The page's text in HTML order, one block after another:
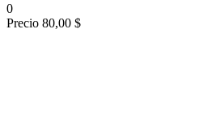
0
Precio 80,00 $